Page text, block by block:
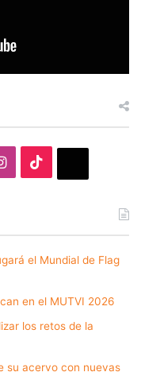
Instagram
el Mundial de Flag
en el MUTVI 2026
los retos de la
su acervo con nuevas